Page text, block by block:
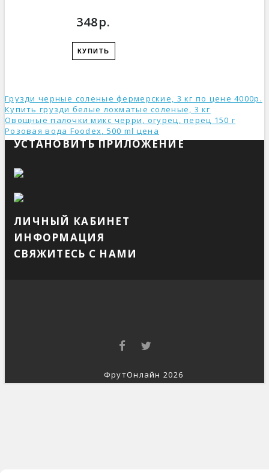
348р.
КУПИТЬ
Грузди черные соленые фермерские, 3 кг по цене 4000р.
Купить грузди белые лохматые соленые, 3 кг
Овощные палочки микс черри, огурец, перец 150 г
Розовая вода Foodex, 500 ml ценa
УСТАНОВИТЬ ПРИЛОЖЕНИЕ
ЛИЧНЫЙ КАБИНЕТ
ИНФОРМАЦИЯ
СВЯЖИТЕСЬ С НАМИ
ФрутОнлайн 2026